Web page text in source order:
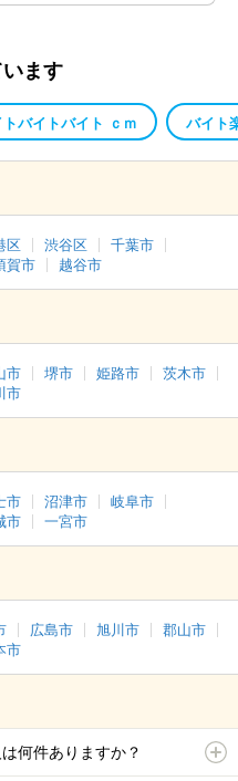
ます
トバイトバイト ｃｍ バイト
区 渋谷区
千葉市
賀市 越谷市
市 堺市 姫路市
茨木市
市
市 沼津市
岐阜市
市 一宮市
広島市 旭川市
郡山市
市
何件ありますか？